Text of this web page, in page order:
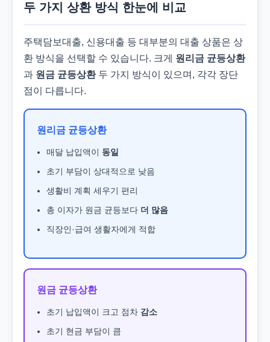
두 가지 상환 방식 한눈에 비교
주택담보대출, 신용대출 등 대부분의 대출 상품은 상
환 방식을 선택할 수 있습니다. 크게 원리금 균등상환
과 원금 균등상환두 가지 방식이 있으며, 각각 장단
점이 다릅니다.
원리금 균등상환
매달 납입액이 동일
초기 부담이 상대적으로 낮음
생활비 계획 세우기 편리
총 이자가 원금 균등보다 더 많음
직장인·급여 생활자에게 적합
원금 균등상환
초기 납입액이 크고 점차 감소
초기 현금 부담이 큼